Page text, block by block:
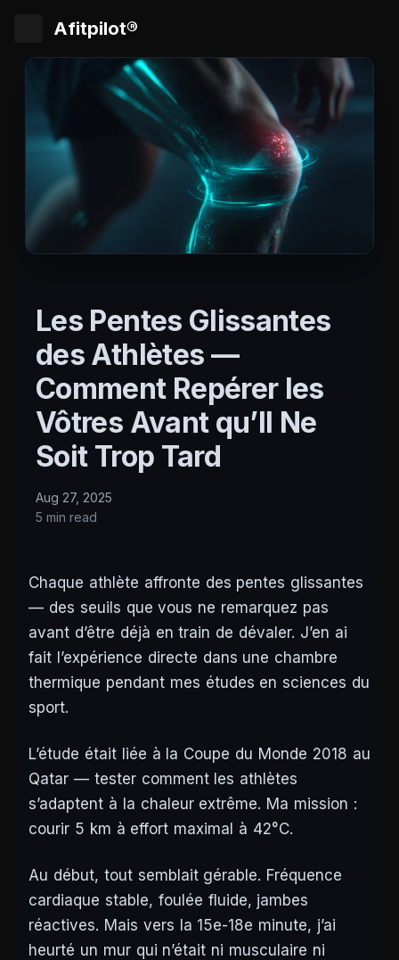
Afitpilot®
Les Pentes Glissantes
des Athlètes —
Comment Repérer les
Vôtres Avant qu’Il Ne
Soit Trop Tard
Aug 27, 2025
5 min read
Chaque athlète affronte des pentes glissantes
— des seuils que vous ne remarquez pas
avant d’être déjà en train de dévaler. J’en ai
fait l’expérience directe dans une chambre
thermique pendant mes études en sciences du
sport.
L’étude était liée à la Coupe du Monde 2018 au
Qatar — tester comment les athlètes
s’adaptent à la chaleur extrême. Ma mission :
courir 5 km à effort maximal à 42°C.
Au début, tout semblait gérable. Fréquence
cardiaque stable, foulée fluide, jambes
réactives. Mais vers la 15e-18e minute, j’ai
heurté un mur qui n’était ni musculaire ni